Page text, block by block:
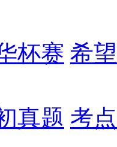
杯赛 希
真题 考